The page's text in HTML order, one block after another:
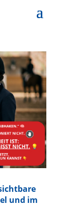
und im